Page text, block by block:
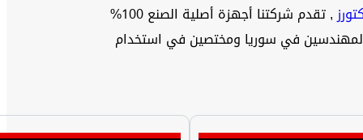
, تقدم شركتنا أجهزة أصلية الصنع 100%